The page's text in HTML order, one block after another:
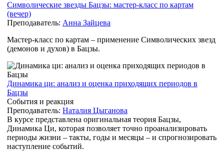
Символические звезды Бацзы: мастер-класс по картам
(вечер)
Преподаватель: Анна Зайцева
Мастер-класс по картам – применение Символических звезд
(демонов и духов) в Бацзы.
Динамика ци: анализ и оценка приходящих периодов в
Бацзы
События и реакция
Преподаватель: Наталия Цыганова
В курсе представлена оригинальная теория Бацзы,
Динамика Ци, которая позволяет точно проанализировать
периоды жизни – такты, годы и месяцы – и спрогнозировать
наступление событий.